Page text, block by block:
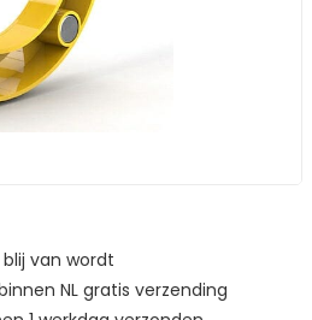
van wordt
NL gratis verzending